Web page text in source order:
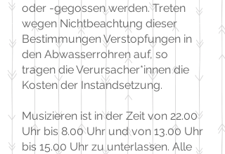
oder -gegossen werden. Treten
wegen Nichtbeachtung dieser
Bestimmungen Verstopfungen in
den Abwasserrohren auf, so
tragen die Verursacher*innen die
Kosten der Instandsetzung.
Musizieren ist in der Zeit von 22.00
Uhr bis 8.00 Uhr und von 13.00 Uhr
bis 15.00 Uhr zu unterlassen. Alle